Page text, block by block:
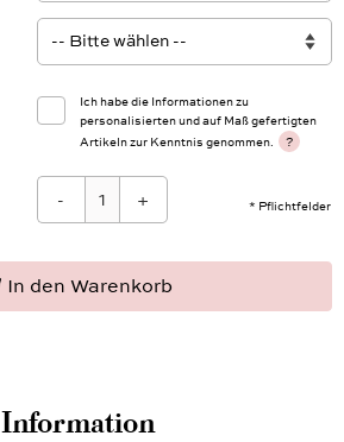
Ich habe die Informationen zu
personalisierten und auf Maß gefertigten
Artikeln zur Kenntnis genommen.
?
* Pflichtfelder
- +
In den Warenkorb
Information